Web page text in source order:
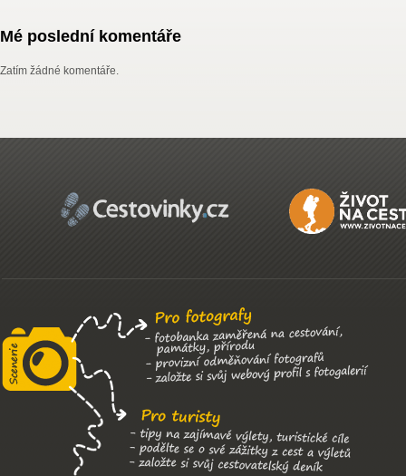
Mé poslední komentáře
Zatím žádné komentáře.